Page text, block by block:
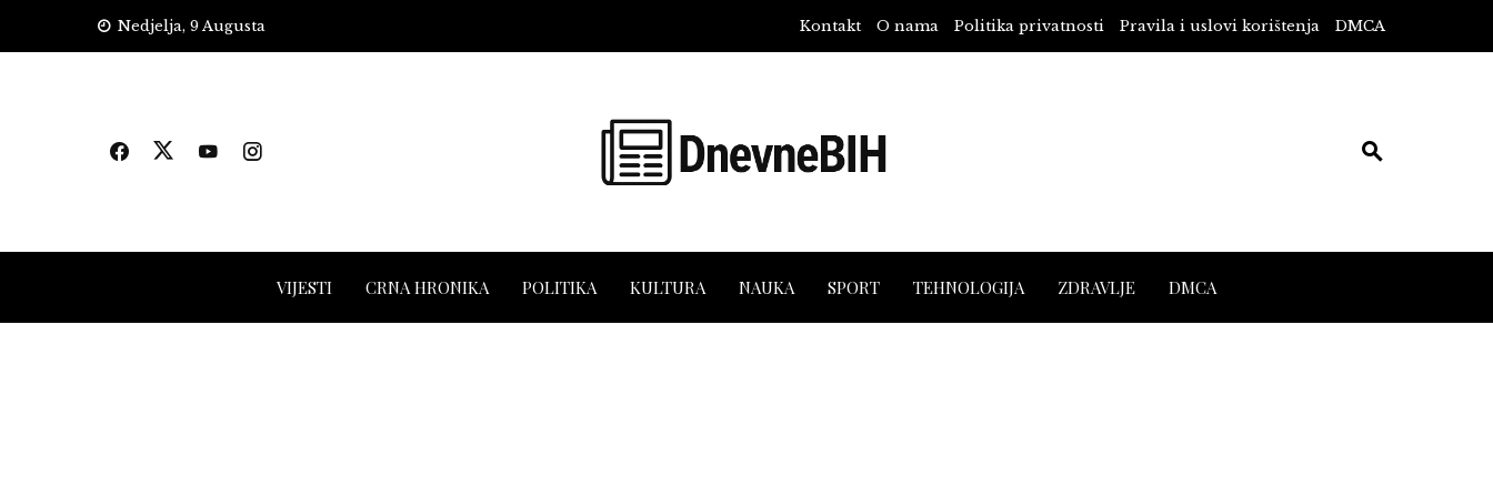
Nedjelja, 9 Augusta Kontakt O nama Politika privatnosti Pravila i uslovi korištenja DMCA
VIJESTI CRNA HRONIKA POLITIKA KULTURA NAUKA SPORT TEHNOLOGIJA ZDRAVLJE DMCA